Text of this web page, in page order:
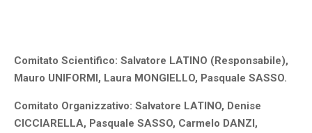
Comitato Scientifico: Salvatore LATINO (Responsabile),
Mauro UNIFORMI, Laura MONGIELLO, Pasquale SASSO.
Comitato Organizzativo: Salvatore LATINO, Denise
CICCIARELLA, Pasquale SASSO, Carmelo DANZI,